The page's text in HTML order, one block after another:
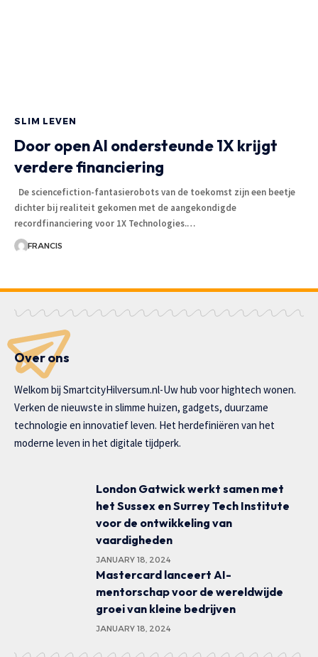
SLIM LEVEN
Door open AI ondersteunde 1X krijgt
verdere financiering
De sciencefiction-fantasierobots van de toekomst zijn een beetje
dichter bij realiteit gekomen met de aangekondigde
recordfinanciering voor 1X Technologies.…
FRANCIS
Over ons
Welkom bij SmartcityHilversum.nl-Uw hub voor hightech wonen.
Verken de nieuwste in slimme huizen, gadgets, duurzame
technologie en innovatief leven. Het herdefiniëren van het
moderne leven in het digitale tijdperk.
London Gatwick werkt samen met
het Sussex en Surrey Tech Institute
voor de ontwikkeling van
vaardigheden
JANUARY 18, 2024
Mastercard lanceert AI-
mentorschap voor de wereldwijde
groei van kleine bedrijven
JANUARY 18, 2024